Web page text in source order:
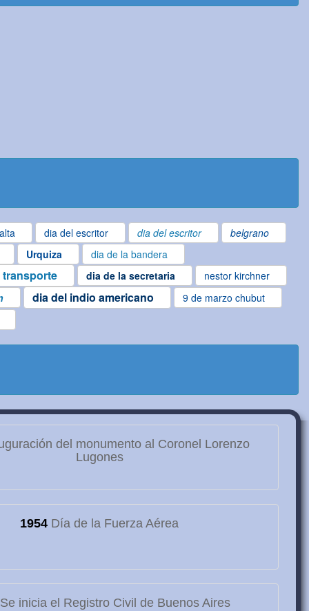
dia del escritor dia del escritor
belgrano
Urquiza
dia de la bandera
transporte dia de la secretaria
nestor kirchner
dia del indio americano
9 de marzo chubut
del monumento al Coronel Lorenzo
Lugones
1954 Día de la Fuerza Aérea
inicia el Registro Civil de Buenos Aires